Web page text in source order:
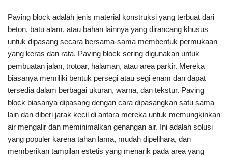
Paving block adalah jenis material konstruksi yang terbuat dari
beton, batu alam, atau bahan lainnya yang dirancang khusus
untuk dipasang secara bersama-sama membentuk permukaan
yang keras dan rata. Paving block sering digunakan untuk
pembuatan jalan, trotoar, halaman, atau area parkir. Mereka
biasanya memiliki bentuk persegi atau segi enam dan dapat
tersedia dalam berbagai ukuran, warna, dan tekstur. Paving
block biasanya dipasang dengan cara dipasangkan satu sama
lain dan diberi jarak kecil di antara mereka untuk memungkinkan
air mengalir dan meminimalkan genangan air. Ini adalah solusi
yang populer karena tahan lama, mudah dipelihara, dan
memberikan tampilan estetis yang menarik pada area yang